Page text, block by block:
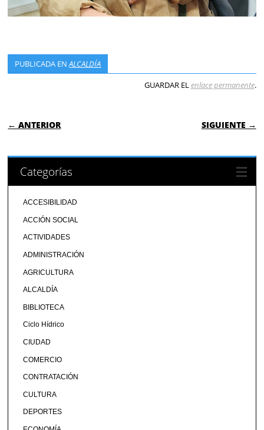
PUBLICADA ENALCALDÍA
GUARDAR ELenlace permanente.
NAVEGACIÓN DE ENTRADAS
← ANTERIOR SIGUIENTE →
Categorías
ACCESIBILIDAD
ACCIÓN SOCIAL
ACTIVIDADES
ADMINISTRACIÓN
AGRICULTURA
ALCALDÍA
BIBLIOTECA
Ciclo Hídrico
CIUDAD
COMERCIO
CONTRATACIÓN
CULTURA
DEPORTES